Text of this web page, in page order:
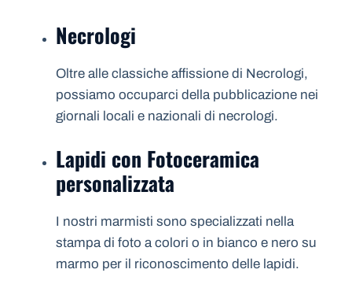
Necrologi
Oltre alle classiche affissione di Necrologi,
possiamo occuparci della pubblicazione nei
giornali locali e nazionali di necrologi.
Lapidi con Fotoceramica
personalizzata
I nostri marmisti sono specializzati nella
stampa di foto a colori o in bianco e nero su
marmo per il riconoscimento delle lapidi.